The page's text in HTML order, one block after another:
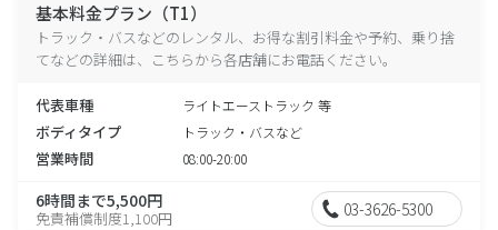
基本料金プラン（T1）
トラック・バスなどのレンタル、お得な割引料金や予約、乗り捨
てなどの詳細は、こちらから各店舗にお電話ください。
代表車種 ライトエーストラック 等
ボディタイプ トラック・バスなど
営業時間 08:00-20:00
6時間まで5,500円
免責補償制度1,100円 03-3626-5300